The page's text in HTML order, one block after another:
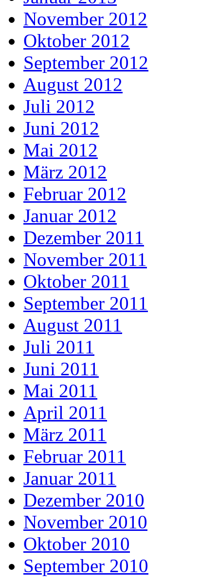
November 2012
Oktober 2012
September 2012
August 2012
Juli 2012
Juni 2012
Mai 2012
März 2012
Februar 2012
Januar 2012
Dezember 2011
November 2011
Oktober 2011
September 2011
August 2011
Juli 2011
Juni 2011
Mai 2011
April 2011
März 2011
Februar 2011
Januar 2011
Dezember 2010
November 2010
Oktober 2010
September 2010